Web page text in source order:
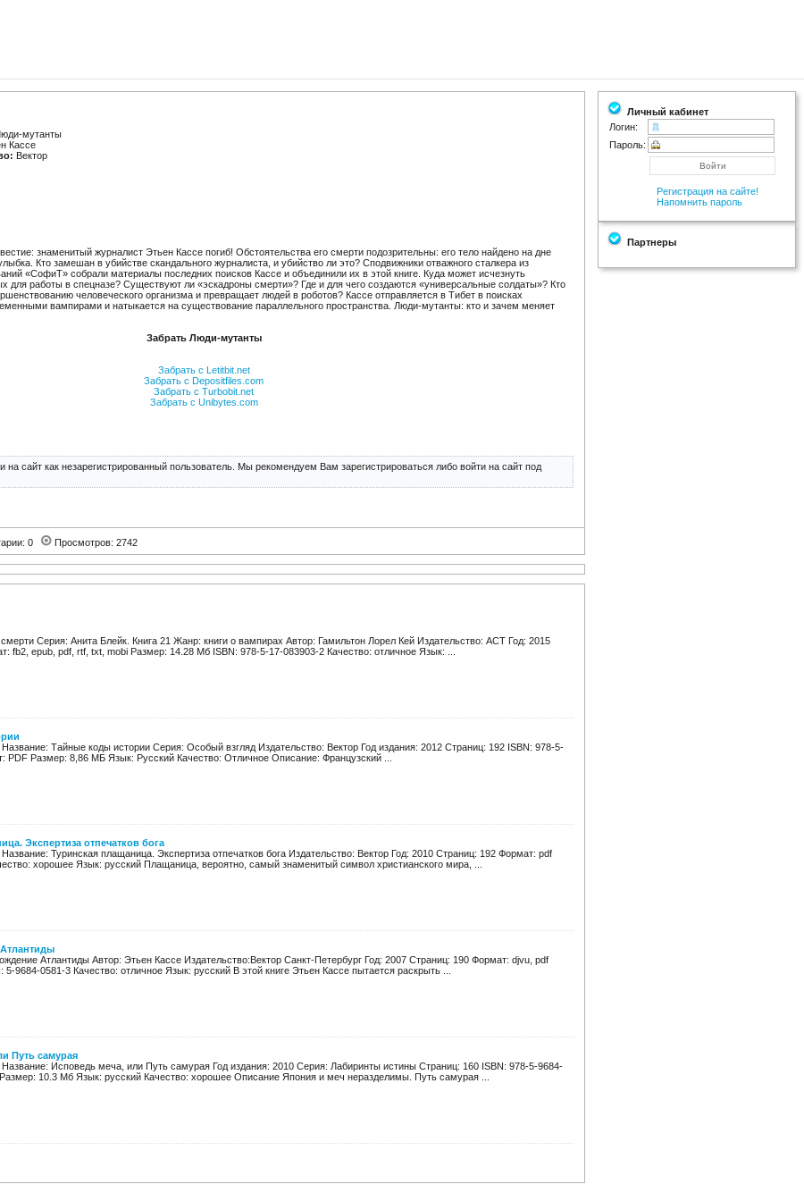
мутанты
Кассе
Вектор
знаменитый журналист Этьен Кассе погиб! Обстоятельства его смерти подозрительны: его тело найдено на дне
Кто замешан в убийстве скандального журналиста, и убийство ли это? Сподвижники отважного сталкера из
«СофиТ» собрали материалы последних поисков Кассе и объединили их в этой книге. Куда может исчезнуть
для работы в спецназе? Существуют ли «эскадроны смерти»? Где и для чего создаются «универсальные солдаты»? Кто
человеческого организма и превращает людей в роботов? Кассе отправляется в Тибет в поисках
вампирами и натыкается на существование параллельного пространства. Люди-мутанты: кто и зачем меняет
Забрать Люди-мутанты
Забрать с Letitbit.net
Забрать с Depositfiles.com
Забрать с Turbobit.net
Забрать с Unibytes.com
сайт как незарегистрированный пользователь. Мы рекомендуем Вам зарегистрироваться либо войти на сайт под
0 Просмотров: 2742
Серия: Анита Блейк. Книга 21 Жанр: книги о вампирах Автор: Гамильтон Лорел Кей Издательство: АСТ Год: 2015
fb2, epub, pdf, rtf, txt, mobi Размер: 14.28 Мб ISBN: 978-5-17-083903-2 Качество: отличное Язык: ...
Тайные коды истории Серия: Особый взгляд Издательство: Вектор Год издания: 2012 Страниц: 192 ISBN: 978-5-
PDF Размер: 8,86 МБ Язык: Русский Качество: Отличное Описание: Французский ...
Экспертиза отпечатков бога
Туринская плащаница. Экспертиза отпечатков бога Издательство: Вектор Год: 2010 Страниц: 192 Формат: pdf
хорошее Язык: русский Плащаница, вероятно, самый знаменитый символ христианского мира, ...
Атлантиды Автор: Этьен Кассе Издательство:Вектор Санкт-Петербург Год: 2007 Страниц: 190 Формат: djvu, pdf
5-9684-0581-3 Качество: отличное Язык: русский В этой книге Этьен Кассе пытается раскрыть ...
Путь самурая
Исповедь меча, или Путь самурая Год издания: 2010 Серия: Лабиринты истины Страниц: 160 ISBN: 978-5-9684-
10.3 Мб Язык: русский Качество: хорошее Описание Япония и меч неразделимы. Путь самурая ...
Личный кабинет
Логин:
Пароль:
Регистрация на сайте!
Напомнить пароль
Партнеры